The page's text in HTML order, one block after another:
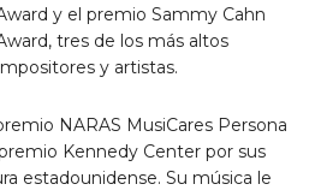
y el premio Sammy Cahn
tres de los más altos
y artistas.
NARAS MusiCares Persona
Kennedy Center por sus
estadounidense. Su música le